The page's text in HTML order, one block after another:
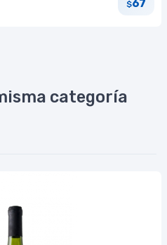
$67
categoría